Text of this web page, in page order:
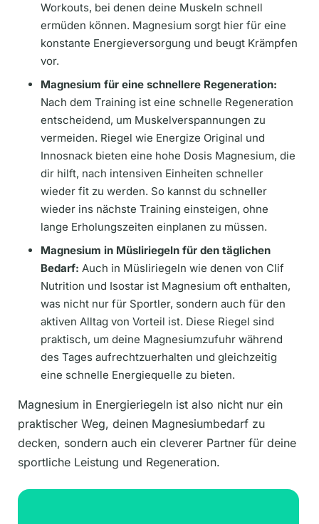
Workouts, bei denen deine Muskeln schnell
ermüden können. Magnesium sorgt hier für eine
konstante Energieversorgung und beugt Krämpfen
vor.
Magnesium für eine schnellere Regeneration:
Nach dem Training ist eine schnelle Regeneration
entscheidend, um Muskelverspannungen zu
vermeiden. Riegel wie Energize Original und
Innosnack bieten eine hohe Dosis Magnesium, die
dir hilft, nach intensiven Einheiten schneller
wieder fit zu werden. So kannst du schneller
wieder ins nächste Training einsteigen, ohne
lange Erholungszeiten einplanen zu müssen.
Magnesium in Müsliriegeln für den täglichen
Bedarf: Auch in Müsliriegeln wie denen von Clif
Nutrition und Isostar ist Magnesium oft enthalten,
was nicht nur für Sportler, sondern auch für den
aktiven Alltag von Vorteil ist. Diese Riegel sind
praktisch, um deine Magnesiumzufuhr während
des Tages aufrechtzuerhalten und gleichzeitig
eine schnelle Energiequelle zu bieten.
Magnesium in Energieriegeln ist also nicht nur ein
praktischer Weg, deinen Magnesiumbedarf zu
decken, sondern auch ein cleverer Partner für deine
sportliche Leistung und Regeneration.